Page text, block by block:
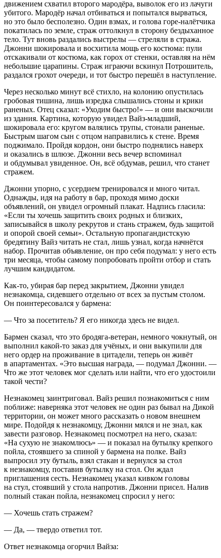
движением схватил второго мародёра, выволок его из лачуги
убитого. Мародёр начал отбиваться и попытался вырваться,
но это было бесполезно. Один взмах, и голова горе-налётчика
покатилась по земле, страж оттолкнул в сторону бездыханное
тело. Тут вновь раздались выстрелы — стреляли в стража.
Джонни шокировала и восхитила мощь его костюма: пули
отскакивали от костюма, как горох от стенки, оставляя на нём
небольшие царапины. Страж играючи вскинул Потрошитель,
раздался грохот очереди, и тот быстро перешёл в наступление.
Через несколько минут всё стихло, на колонию опустилась
гробовая тишина, лишь изредка слышались стоны и крики
раненых. Отец сказал: «Уходим быстро!» — и они выскочили
из здания. Картина, которую увидел Вайз-младший,
шокировала его: кругом валялись трупы, стонали раненые.
Быстрым шагом сын с отцом направились к стене. Время
поджимало. Пройдя кордон, они быстро поднялись наверх
и оказались в шлюзе. Джонни весь вечер вспоминал
и обдумывал увиденное. Он, всё обдумав, решил, что станет
стражем.
Джонни упорно, с усердием тренировался и много читал.
Однажды, идя на работу в бар, проходя мимо доски
объявлений, он увидел огромный плакат. Надпись гласила:
«Если ты хочешь защитить своих родных и близких,
записывайся в школу рекрутов и стань стражем, будь защитой
и опорой своей семьи». Остальную пропагандистскую
бредятину Вайз читать не стал, лишь узнал, когда начнётся
набор. Прочитав объявление, он про себя подумал: у него есть
три месяца, чтобы самому попробовать пройти отбор и стать
лучшим кандидатом.
Как-то, убирая бар перед закрытием, Джонни увидел
незнакомца, сидевшего отдельно от всех за пустым столом.
Он поинтересовался у бармена:
— Что за посетитель? Я его никогда здесь не видел.
Бармен сказал, что это бродяга-ветеран, немного чокнутый, он
выполнил какой-то заказ для учёных, и они выкупили для
него ордер на проживание в цитадели, теперь он живёт
в апартаментах. «Это высшая награда, — подумал Джонни. —
Что же этот человек мог сделать или найти, что его удостоили
такой чести?
Незнакомец заинтриговал. Вайз решил познакомиться с ним
поближе: наверняка этот человек не один раз бывал на Дикой
территории, он может много рассказать о новом внешнем
мире. Подойдя к незнакомцу, Джонни мялся и не знал, как
завести разговор. Незнакомец посмотрел на него, сказал:
«На сухую не знакомлюсь» — и показал на бутылку крепкого
пойла, стоявшего за спиной у бармена на полке. Вайз
выпросил эту бутыль, взял стакан и вернулся за стол
к незнакомцу, поставив бутылку на стол. Он ждал
приглашения сесть. Незнакомец указал кивком головы
на стул, стоявший у стола напротив. Джонни присел. Налив
полный стакан пойла, незнакомец спросил у него:
— Хочешь стать стражем?
— Да, — твердо ответил тот.
Ответ незнакомца огорчил Вайза: